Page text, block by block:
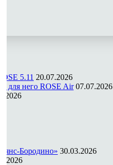
5.11 20.07.2026
для него ROSE Air 07.07.2026
Бородино» 30.03.2026